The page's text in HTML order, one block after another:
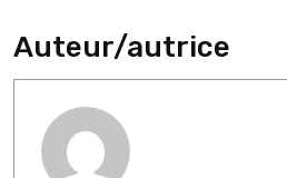
Auteur/autrice